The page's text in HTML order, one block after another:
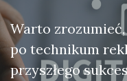
Warto
po technikum
przyszłego